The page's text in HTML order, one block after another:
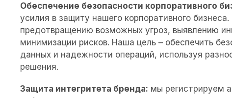
Обеспечение безопасности корпоративного
усилия в защиту нашего корпоративного
предотвращению возможных угроз, выявлению
минимизации рисков. Наша цель – обеспечить
данных и надежности операций, используя
решения.
Защита интегритета бренда: мы регистрируем